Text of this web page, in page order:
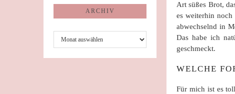
Art süßes Brot,
es weiterhin
abwechselnd in
Das habe ich
geschmeckt.
WELCHE
Für mich ist es
ARCHIV
Archiv